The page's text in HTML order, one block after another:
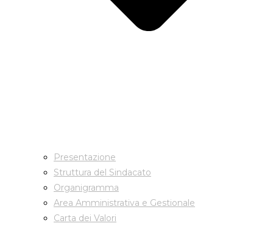
Presentazione
Struttura del Sindacato
Organigramma
Area Amministrativa e Gestionale
Carta dei Valori